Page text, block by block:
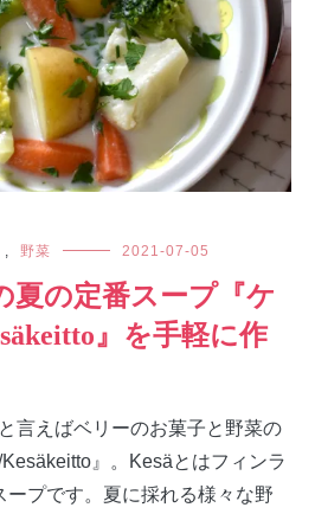
, 野菜 2021-07-05
夏の定番スープ『ケ
』を手軽に作
言えばベリーのお菓子と野菜の
』。Kesäとはフィンラ
ープです。夏に採れる様々な野